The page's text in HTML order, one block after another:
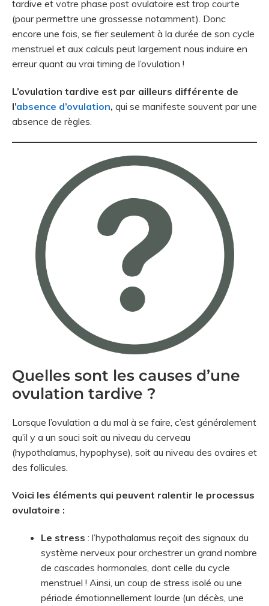
tardive et votre phase post ovulatoire est trop courte
(pour permettre une grossesse notamment). Donc
encore une fois, se fier seulement à la durée de son cycle
menstruel et aux calculs peut largement nous induire en
erreur quant au vrai timing de l’ovulation !
L’ovulation tardive est par ailleurs différente de
l’absence d’ovulation, qui se manifeste souvent par une
absence de règles.
Quelles sont les causes d’une
ovulation tardive ?
Lorsque l’ovulation a du mal à se faire, c’est généralement
qu’il y a un souci soit au niveau du cerveau
(hypothalamus, hypophyse), soit au niveau des ovaires et
des follicules.
Voici les éléments qui peuvent ralentir le processus
ovulatoire :
Le stress : l’hypothalamus reçoit des signaux du
système nerveux pour orchestrer un grand nombre
de cascades hormonales, dont celle du cycle
menstruel ! Ainsi, un coup de stress isolé ou une
période émotionnellement lourde (un décès, une